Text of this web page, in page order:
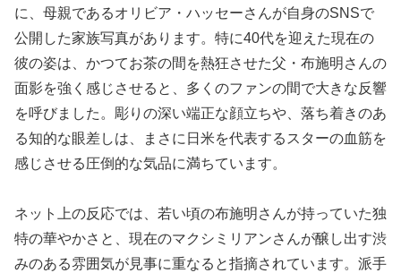
に、母親であるオリビア・ハッセーさんが自身のSNSで
公開した家族写真があります。特に40代を迎えた現在の
彼の姿は、かつてお茶の間を熱狂させた父・布施明さんの
面影を強く感じさせると、多くのファンの間で大きな反響
を呼びました。彫りの深い端正な顔立ちや、落ち着きのあ
る知的な眼差しは、まさに日米を代表するスターの血筋を
感じさせる圧倒的な気品に満ちています。
ネット上の反応では、若い頃の布施明さんが持っていた独
特の華やかさと、現在のマクシミリアンさんが醸し出す渋
みのある雰囲気が見事に重なると指摘されています。派手